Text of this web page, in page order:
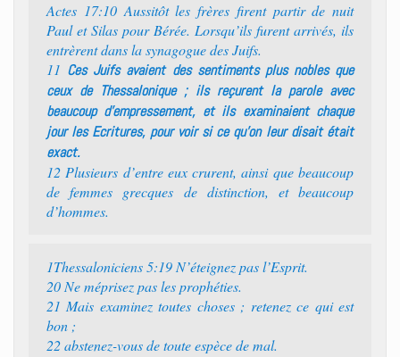
Actes 17:10 Aussitôt les frères firent partir de nuit
Paul et Silas pour Bérée. Lorsqu’ils furent arrivés, ils
entrèrent dans la synagogue des Juifs.
11 Ces Juifs avaient des sentiments plus nobles que
ceux de Thessalonique ; ils reçurent la parole avec
beaucoup d’empressement, et ils examinaient chaque
jour les Ecritures, pour voir si ce qu’on leur disait était
exact.
12 Plusieurs d’entre eux crurent, ainsi que beaucoup
de femmes grecques de distinction, et beaucoup
d’hommes.
1Thessaloniciens 5:19 N’éteignez pas l’Esprit.
20 Ne méprisez pas les prophéties.
21 Mais examinez toutes choses ; retenez ce qui est
bon ;
22 abstenez-vous de toute espèce de mal.